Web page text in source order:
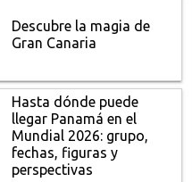
Descubre la magia de
Gran Canaria
Hasta dónde puede
llegar Panamá en el
Mundial 2026: grupo,
fechas, figuras y
perspectivas